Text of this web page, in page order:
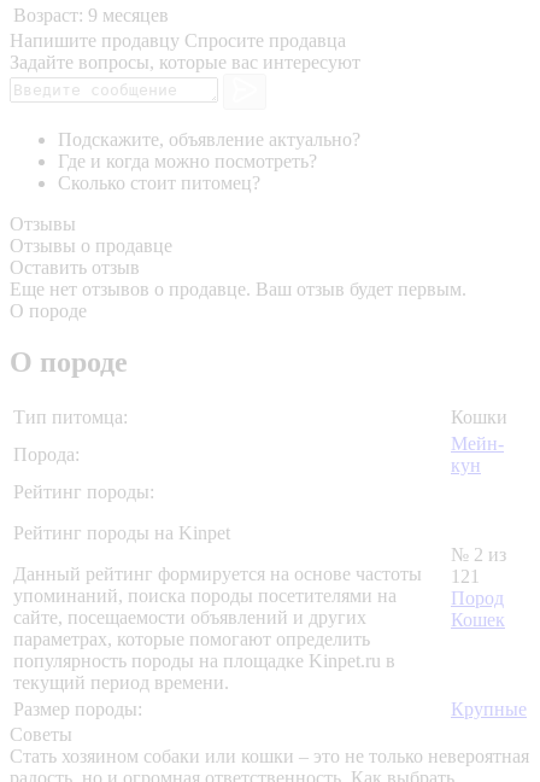
Возраст: 9 месяцев
Напишите продавцу Спросите продавца
Задайте вопросы, которые вас интересуют
Подскажите, объявление актуально?
Где и когда можно посмотреть?
Сколько стоит питомец?
Отзывы
Отзывы о продавце
Оставить отзыв
Еще нет отзывов о продавце. Ваш отзыв будет первым.
О породе
О породе
Тип питомца:
Кошки
Порода:
Мейн-
кун
Рейтинг породы:
Рейтинг породы на Kinpet
Данный рейтинг формируется на основе частоты
упоминаний, поиска породы посетителями на
сайте, посещаемости объявлений и других
параметрах, которые помогают определить
популярность породы на площадке Kinpet.ru в
текущий период времени.
№ 2 из
121
Пород
Кошек
Размер породы:
Крупные
Советы
Стать хозяином собаки или кошки – это не только невероятная